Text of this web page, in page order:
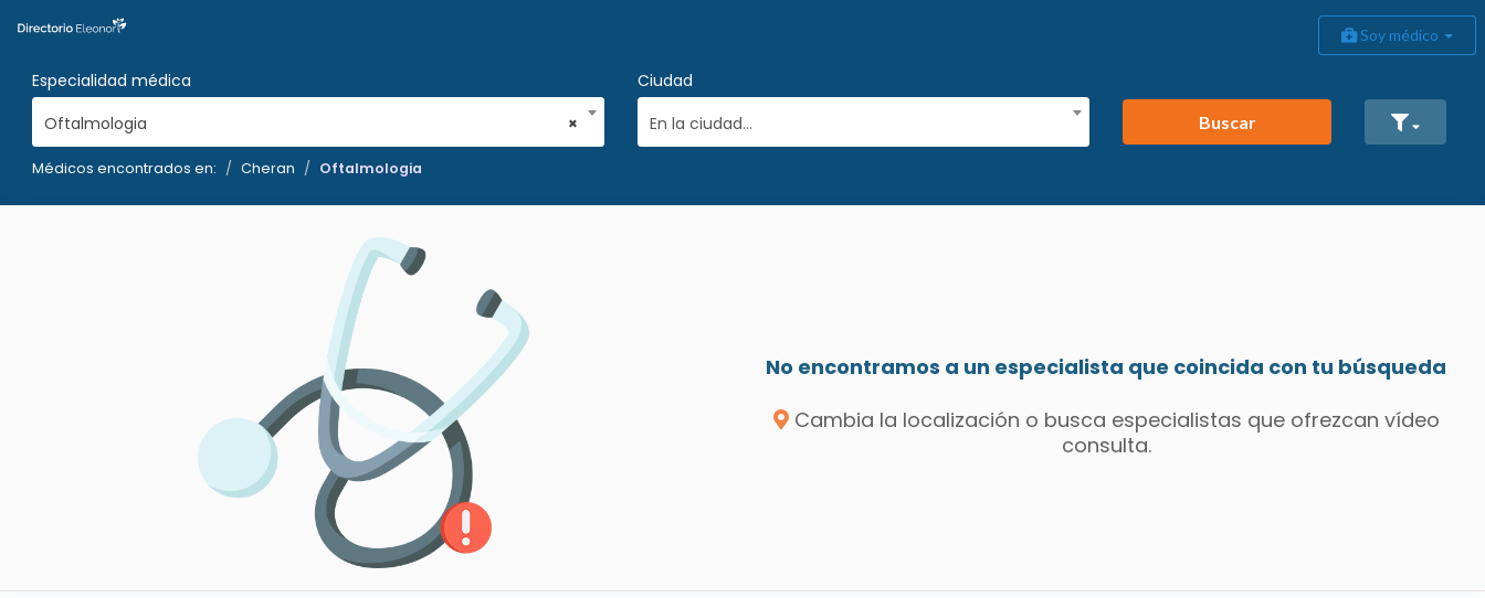
Soy médico
Especialidad médica
×
Oftalmologia
Ciudad
En la ciudad...
Buscar
Médicos encontrados en: Cheran Oftalmologia
No encontramos a un especialista que coincida con tu búsqueda
Cambia la localización o busca especialistas que ofrezcan vídeo
consulta.